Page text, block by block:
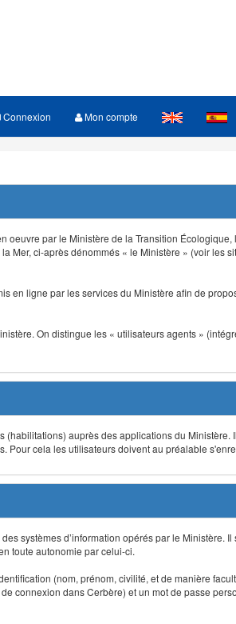
Connexion Mon compte
par le Ministère de la Transition
Mer, ci-après dénommés « le Ministère » (voir les
en ligne par les services du Ministère afin de
On distingue les « utilisateurs agents »
auprès des applications du Ministère.
cela les utilisateurs doivent au préalable
systèmes d’information opérés par le Ministère.
toute autonomie par celui-ci.
(nom, prénom, civilité, et de manière
connexion dans Cerbère) et un mot de passe